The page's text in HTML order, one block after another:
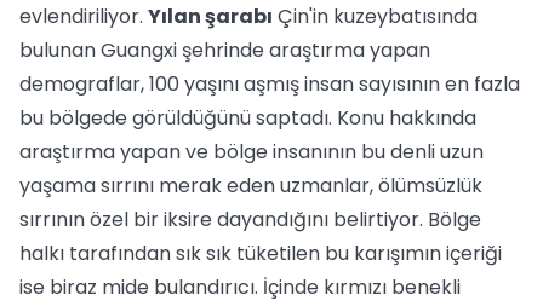
evlendiriliyor. Yılan şarabı Çin'in kuzeybatısında
bulunan Guangxi şehrinde araştırma yapan
demograflar, 100 yaşını aşmış insan sayısının en fazla
bu bölgede görüldüğünü saptadı. Konu hakkında
araştırma yapan ve bölge insanının bu denli uzun
yaşama sırrını merak eden uzmanlar, ölümsüzlük
sırrının özel bir iksire dayandığını belirtiyor. Bölge
halkı tarafından sık sık tüketilen bu karışımın içeriği
ise biraz mide bulandırıcı. İçinde kırmızı benekli